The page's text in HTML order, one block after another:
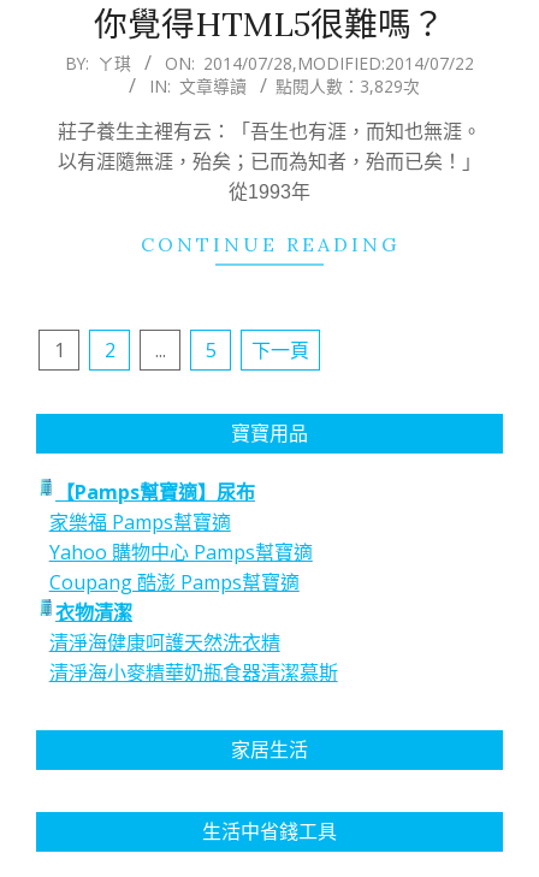
你覺得HTML5很難嗎？
2014-
28
BY: ㄚ琪 ON: 2014/07/28,MODIFIED:2014/07/22
IN: 文章導讀 點閱人數：3,829次
莊子養生主裡有云：「吾生也有涯，而知也無涯。
以有涯隨無涯，殆矣；已而為知者，殆而已矣！」
從1993年
CONTINUE READING
文
頁
1 2 ... 5 下一頁
寶寶用品
【Pamps幫寶適】尿布
家樂福 Pamps幫寶適
Yahoo 購物中心 Pamps幫寶適
Coupang 酷澎 Pamps幫寶適
衣物清潔
清淨海健康呵護天然洗衣精
清淨海小麥精華奶瓶食器清潔慕斯
家居生活
生活中省錢工具